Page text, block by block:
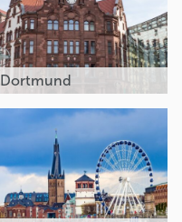
Dortmund